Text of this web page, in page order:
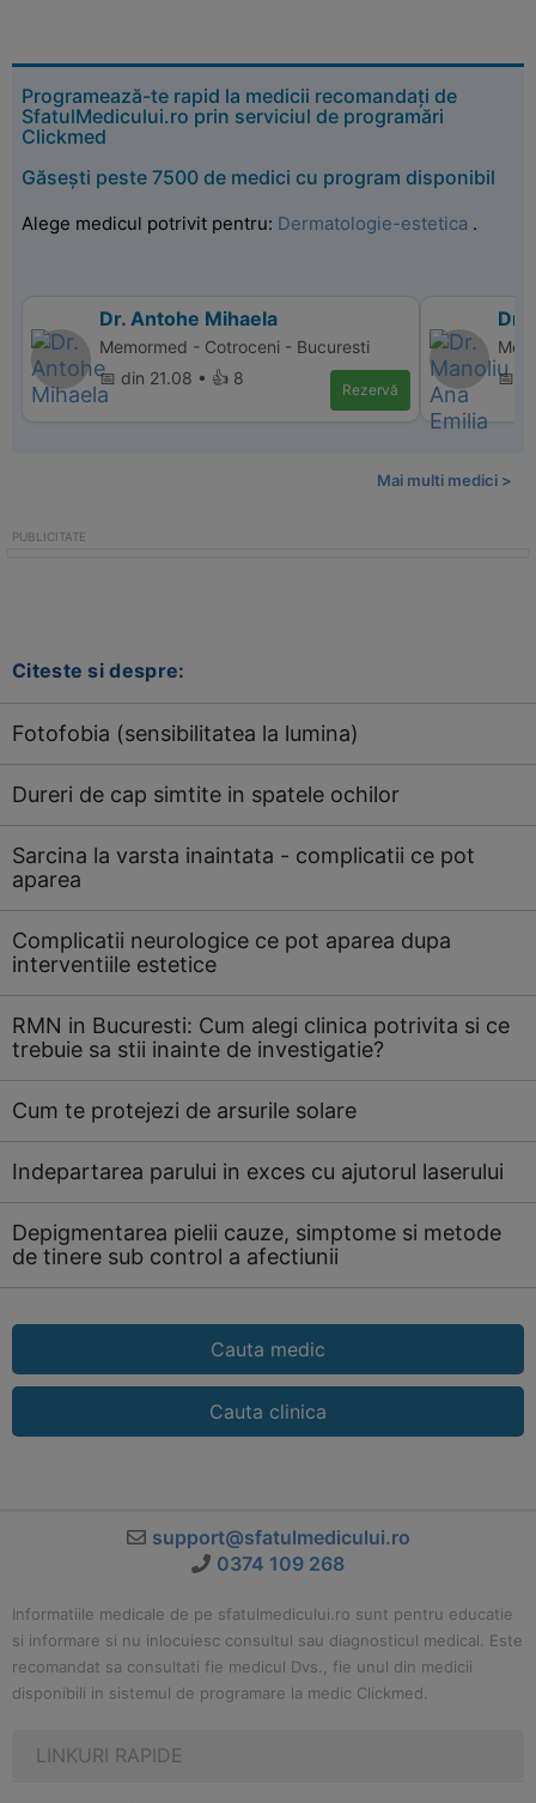
Programează-te rapid la medicii recomandați de
SfatulMedicului.ro prin serviciul de programări
Clickmed
Găsești peste 7500 de medici cu program disponibil
Alege medicul potrivit pentru: Dermatologie-estetica .
Dr. Antohe Mihaela
Memormed - Cotroceni - Bucuresti
📅 din 21.08 • 👍 8
Rezervă
Dr.
📅
Mai multi medici >
Citeste si despre:
Fotofobia (sensibilitatea la lumina)
Dureri de cap simtite in spatele ochilor
Sarcina la varsta inaintata - complicatii ce pot
aparea
Complicatii neurologice ce pot aparea dupa
interventiile estetice
RMN in Bucuresti: Cum alegi clinica potrivita si ce
trebuie sa stii inainte de investigatie?
Cum te protejezi de arsurile solare
Indepartarea parului in exces cu ajutorul laserului
Depigmentarea pielii cauze, simptome si metode
de tinere sub control a afectiunii
Cauta medic
Cauta clinica
support@sfatulmedicului.ro
0374 109 268
Informatiile medicale de pe sfatulmedicului.ro sunt pentru educatie
si informare si nu inlocuiesc consultul sau diagnosticul medical. Este
recomandat sa consultati fie medicul Dvs., fie unul din medicii
disponibili in sistemul de programare la medic Clickmed.
LINKURI RAPIDE